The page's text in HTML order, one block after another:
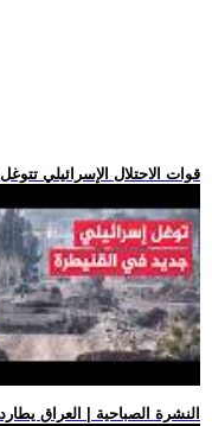
.. قوات الاحتلال الإسرائيلي
.. النشرة الصباحية | العراق